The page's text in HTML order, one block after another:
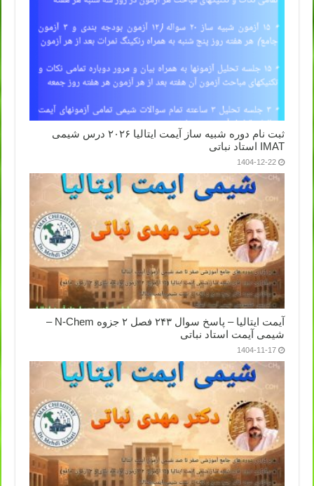
ثبت نام دوره شبیه ساز آیمت ایتالیا ۲۰۲۶ درس شیمی
IMAT استاد نباتی
1404-12-22
آیمت ایتالیا – پاسخ سوال ۲۴۳ فصل ۲ جزوه N-Chem –
شیمی آیمت استاد نباتی
1404-11-17